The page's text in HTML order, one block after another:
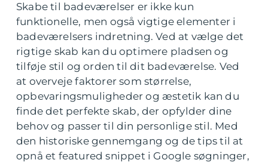
Skabe til badeværelser er ikke kun
funktionelle, men også vigtige elementer i
badeværelsers indretning. Ved at vælge det
rigtige skab kan du optimere pladsen og
tilføje stil og orden til dit badeværelse. Ved
at overveje faktorer som størrelse,
opbevaringsmuligheder og æstetik kan du
finde det perfekte skab, der opfylder dine
behov og passer til din personlige stil. Med
den historiske gennemgang og de tips til at
opnå et featured snippet i Google søgninger,